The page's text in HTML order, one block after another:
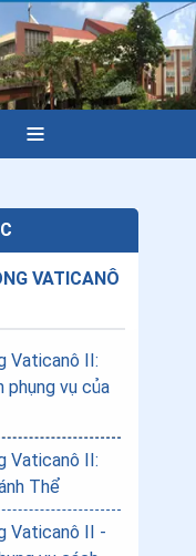
VATICANÔ
Vaticanô II:
phụng vụ của
Vaticanô II:
Thể
Vaticanô II -